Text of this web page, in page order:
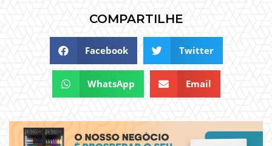
COMPARTILHE
Facebook Twitter
WhatsApp Email